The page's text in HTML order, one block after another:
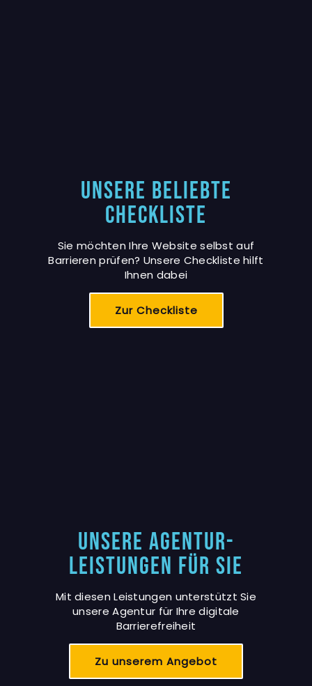
Unsere Beliebte
Checkliste
Sie möchten Ihre Website selbst auf
Barrieren prüfen? Unsere Checkliste hilft
Ihnen dabei
Zur Checkliste
Unsere Agentur-
Leistungen für Sie
Mit diesen Leistungen unterstützt Sie
unsere Agentur für Ihre digitale
Barrierefreiheit
Zu unserem Angebot